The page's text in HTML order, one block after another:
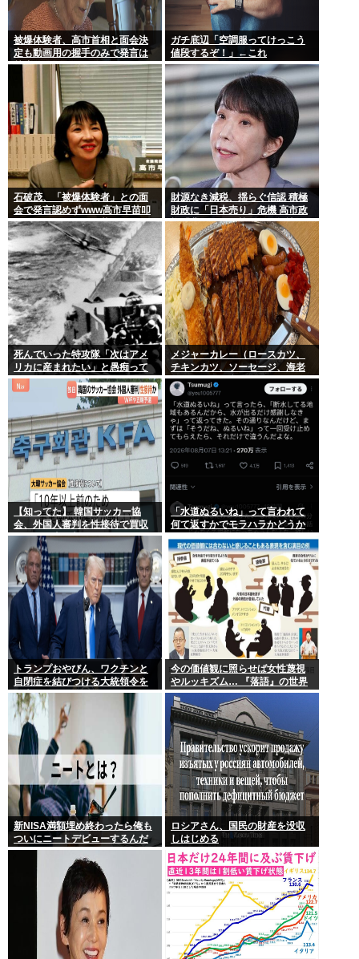
被爆体験者、高市首相と面会決
定も動画用の握手のみで発言は
禁止www
ガチ底辺「空調服ってけっこう
値段するぞ！」←これ
石破茂、「被爆体験者」との面
会で発言認めずwww高市早苗叩
いてたケンモメンは革肉なもん
だねえ～w
財源なき減税、揺らぐ信認 積極
財政に「日本売り」危機 高市政
権「悲願」に固執〔深層探訪〕
死んでいった特攻隊「次はアメ
リカに産まれたい」と愚痴って
いた
メジャーカレー（ロースカツ、
チキンカツ、ソーセージ、海老
フライ、ゆで卵）ケンモメンな
ら余裕でペロリだろ？
【知ってた】 韓国サッカー協
会、外国人審判を性接待で買収
していた事が判明
「水道ぬるいね」って言われて
何て返すかでモラハラかどうか
わかるらしいwww
トランプおやびん、ワクチンと
自閉症を結びつける大統領令を
発表へ、
今の価値観に照らせば女性蔑視
やルッキズム… 『落語』の世界
もセリフ変更や改作、現代にふ
さわしい表現模索の動き
新NISA満額埋め終わったら俺も
ついにニートデビューするんだ
がアドバイスある?
ロシアさん、国民の財産を没収
しはじめる